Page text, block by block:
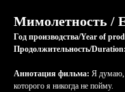
Мимолетность /
Год производства/Year of
Продолжительность/Duration:
Аннотация фильма: Я думаю,
которого я никогда не пойму.